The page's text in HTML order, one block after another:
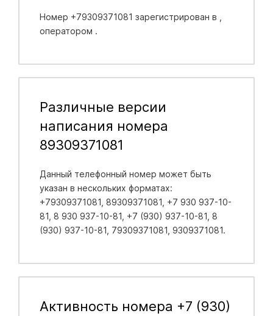
Номер +79309371081 зарегистрирован в
оператором .
Различные версии
написания номера
89309371081
Данный телефонный номер может быть
указан в нескольких форматах:
+79309371081, 89309371081, +7 930 937-10-
81, 8 930 937-10-81, +7 (930) 937-10-81, 8
(930) 937-10-81, 79309371081, 9309371081.
Активность номера +7 (930)